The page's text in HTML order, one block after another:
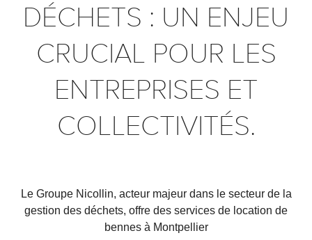
DÉCHETS : UN ENJEU
CRUCIAL POUR LES
ENTREPRISES ET
COLLECTIVITÉS.
Le Groupe Nicollin, acteur majeur dans le secteur de la
gestion des déchets, offre des services de location de
bennes à Montpellier